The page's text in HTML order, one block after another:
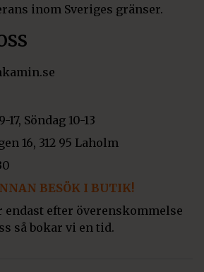
inom Sveriges gränser.
Söndag 10-13
16, 312 95 Laholm
BESÖK I BUTIK!
endast efter överenskommelse
så bokar vi en tid.